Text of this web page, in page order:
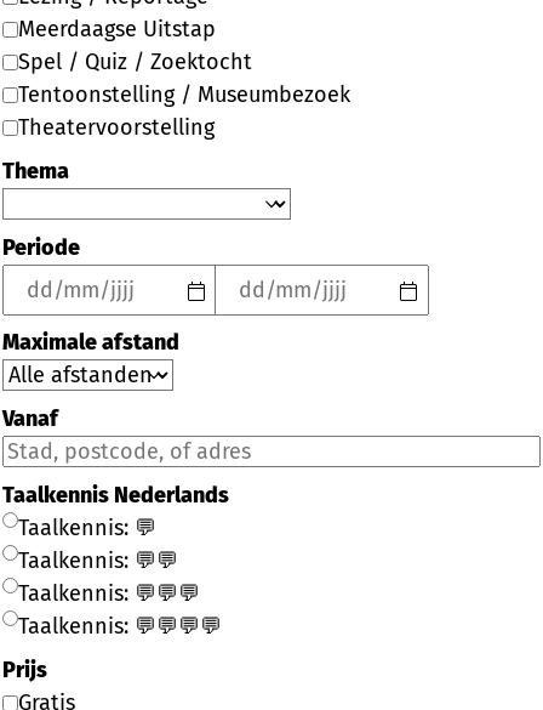
Meerdaagse Uitstap
Spel / Quiz / Zoektocht
Tentoonstelling / Museumbezoek
Theatervoorstelling
Thema
Periode
Maximale afstand
Vanaf
Taalkennis Nederlands
Taalkennis: 💬
Taalkennis: 💬💬
Taalkennis: 💬💬💬
Taalkennis: 💬💬💬💬
Prijs
Gratis